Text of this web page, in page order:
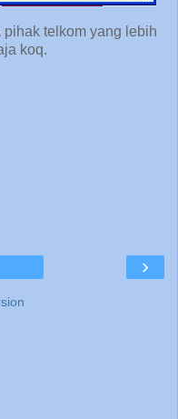
telkom yang lebih
koq.
›